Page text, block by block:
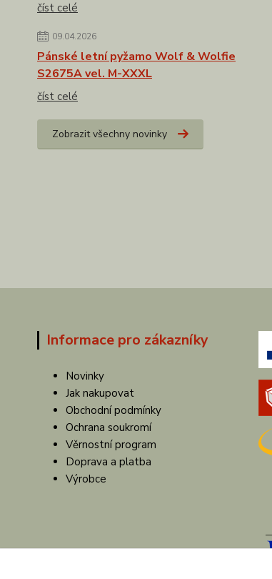
číst celé
09.04.2026
Pánské letní pyžamo Wolf & Wolfie
S2675A vel. M-XXXL
číst celé
Zobrazit všechny novinky
Informace pro zákazníky
Novinky
Jak nakupovat
Obchodní podmínky
Ochrana soukromí
Věrnostní program
Doprava a platba
Výrobce